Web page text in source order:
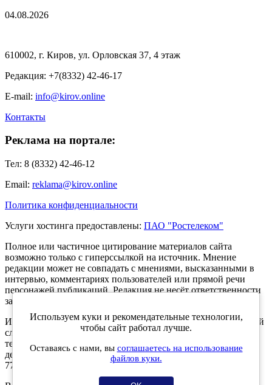
04.08.2026
610002, г. Киров, ул. Орловская 37, 4 этаж
Редакция: +7(8332) 42-46-17
E-mail: info@kirov.online
Контакты
Реклама на портале:
Тел: 8 (8332) 42-46-12
Email: reklama@kirov.online
Политика конфиденциальности
Услуги хостинга предоставлены: ПАО "Ростелеком"
Полное или частичное цитирование материалов сайта
возможно только с гиперссылкой на источник. Мнение
редакции может не совпадать с мнениями, высказанными в
интервью, комментариях пользователей или прямой речи
персонажей публикаций. Редакция не несёт ответственности
за текст комментариев читателей.
Интернет-портал Kirov.online зарегистрирован в Федеральной
службе по надзору в сфере связи, информационных
технологий и массовых коммуникаций (Роскомнадзор) 5
декабря 2019 года. Регистрационный номер ЭЛ № ФС 77 -
77189.
Используем куки и рекомендательные технологии,
чтобы сайт работал лучше.
Оставаясь с нами, вы соглашаетесь на использование
файлов куки.